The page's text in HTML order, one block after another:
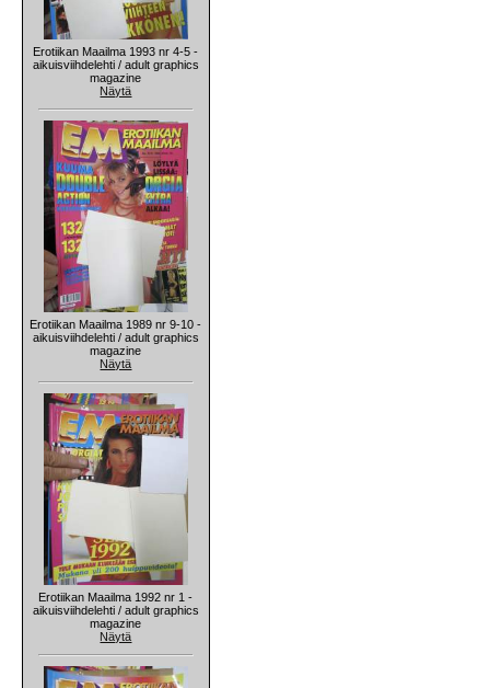
Erotiikan Maailma 1993 nr 4-5 -
aikuisviihdelehti / adult graphics
magazine
Näytä
Erotiikan Maailma 1989 nr 9-10 -
aikuisviihdelehti / adult graphics
magazine
Näytä
Erotiikan Maailma 1992 nr 1 -
aikuisviihdelehti / adult graphics
magazine
Näytä